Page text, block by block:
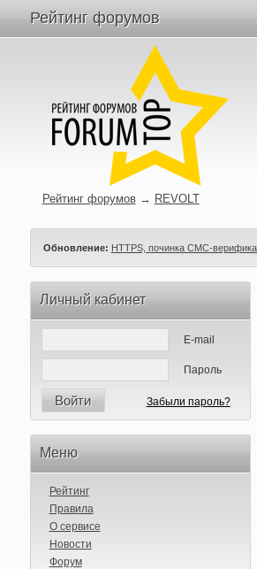
Рейтинг форумов
Рейтинг форумов → REVOLT
Обновление: HTTPS, починка СМС-
Личный кабинет
E-mail
Пароль
Войти Забыли пароль?
Меню
Рейтинг
Правила
О сервисе
Новости
Форум